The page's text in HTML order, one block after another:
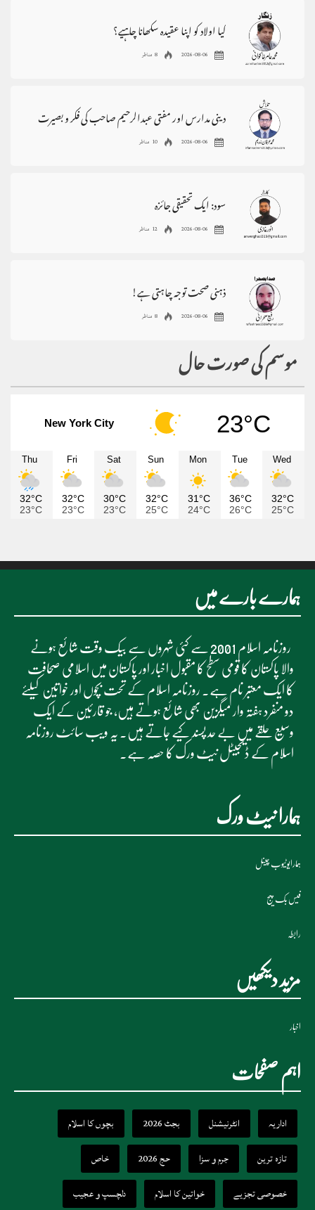
کیا اولاد کو اپنا عقیدہ سکھانا چاہیے؟
2026-08-06 8 مناظر
دینی مدارس اور مفتی عبدالرحیم صاحب کی فکر و بصیرت
2026-08-06 10 مناظر
سود: ایک تحقیقی جائزہ
2026-08-06 12 مناظر
ذہنی صحت توجہ چاہتی ہے!
2026-08-06 8 مناظر
موسم کی صورت حال
New York City 23°C
Thu
32°C
23°C
Fri
32°C
23°C
Sat
30°C
23°C
Sun
32°C
25°C
Mon
31°C
24°C
Tue
36°C
26°C
Wed
32°C
25°C
ہمارے بارے میں
روزنامہ اسلام 2001 سے کئی شہروں سے بیک وقت شائع ہونے
والا پاکستان کا قومی سطح کا مقبول اخبار اور پاکستان میں اسلامی صحافت
کا ایک معتبر نام ہے۔ روزنامہ اسلام کے تحت بچوں اور خواتین کیلئے
دو منفرد ہفتہ وار میگزین بھی شائع ہوتے ہیں، جو قارئین کے ایک
وسیع حلقے میں بے حد پسند کیے جاتے ہیں۔ یہ ویب سائٹ روزنامہ
اسلام کے ڈیجیٹل نیٹ ورک کا حصہ ہے۔
ہمارا نیٹ ورک
ہمارایوٹیوب چینل
فیس بک پیج
رابطہ
مزید دیکھیں
اخبار
اہم صفحات
اداریہ انٹرنیشنل بجٹ 2026
بچوں کا اسلام
تازہ ترین
جرم و سزا حج 2026
خاص
خصوصی تجزیے
خواتین کا اسلام دلچسپ و عجیب